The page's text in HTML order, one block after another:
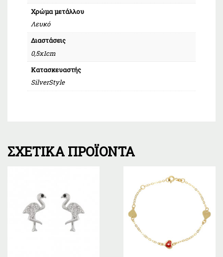
Χρώμα μετάλλου
Λευκό
Διαστάσεις
0,5x1cm
Κατασκευαστής
SilverStyle
ΣΧΕΤΙΚΆ ΠΡΟΪΌΝΤΑ